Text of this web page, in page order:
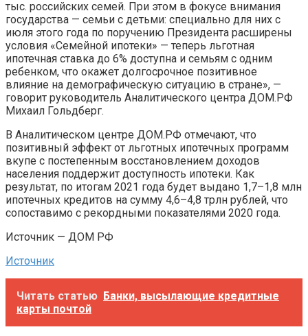
тыс. российских семей. При этом в фокусе внимания
государства — семьи с детьми: специально для них с
июля этого года по поручению Президента расширены
условия «Семейной ипотеки» — теперь льготная
ипотечная ставка до 6% доступна и семьям с одним
ребенком, что окажет долгосрочное позитивное
влияние на демографическую ситуацию в стране», —
говорит руководитель Аналитического центра ДОМ.РФ
Михаил Гольдберг.
В Аналитическом центре ДОМ.РФ отмечают, что
позитивный эффект от льготных ипотечных программ
вкупе с постепенным восстановлением доходов
населения поддержит доступность ипотеки. Как
результат, по итогам 2021 года будет выдано 1,7–1,8 млн
ипотечных кредитов на сумму 4,6–4,8 трлн рублей, что
сопоставимо с рекордными показателями 2020 года.
Источник — ДОМ РФ
Источник
Читать статью Банки, высылающие кредитные
карты почтой